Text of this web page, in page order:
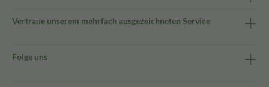
Vertraue unserem mehrfach ausgezeichneten Service
Folge uns